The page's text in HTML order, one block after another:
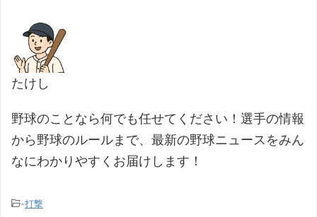
たけし
野球のことなら何でも任せてください！選手の情報
から野球のルールまで、最新の野球ニュースをみん
なにわかりやすくお届けします！
-打撃